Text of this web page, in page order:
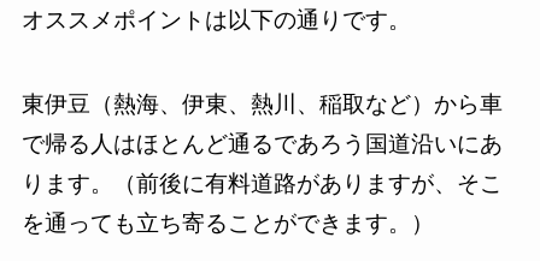
オススメポイントは以下の通りです。
東伊豆（熱海、伊東、熱川、稲取など）から車
で帰る人はほとんど通るであろう国道沿いにあ
ります。（前後に有料道路がありますが、そこ
を通っても立ち寄ることができます。）